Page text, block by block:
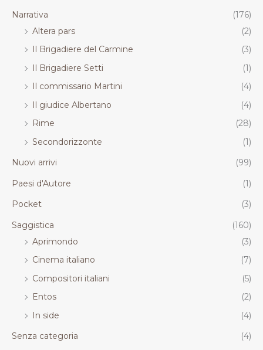
Narrativa
(176)
Altera pars
(2)
Il Brigadiere del Carmine
(3)
Il Brigadiere Setti
(1)
Il commissario Martini
(4)
Il giudice Albertano
(4)
Rime
(28)
Secondorizzonte
(1)
Nuovi arrivi
(99)
Paesi d'Autore
(1)
Pocket
(3)
Saggistica
(160)
Aprimondo
(3)
Cinema italiano
(7)
Compositori italiani
(5)
Entos
(2)
In side
(4)
Senza categoria
(4)